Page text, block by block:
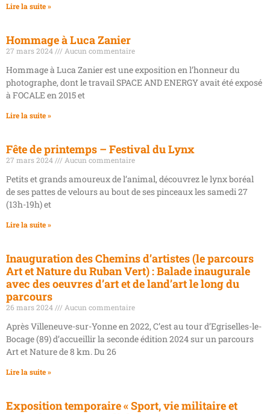
Lire la suite »
Hommage à Luca Zanier
27 mars 2024 Aucun commentaire
Hommage à Luca Zanier est une exposition en l’honneur du
photographe, dont le travail SPACE AND ENERGY avait été exposé
à FOCALE en 2015 et
Lire la suite »
Fête de printemps – Festival du Lynx
27 mars 2024 Aucun commentaire
Petits et grands amoureux de l’animal, découvrez le lynx boréal
de ses pattes de velours au bout de ses pinceaux les samedi 27
(13h-19h) et
Lire la suite »
Inauguration des Chemins d’artistes (le parcours
Art et Nature du Ruban Vert) : Balade inaugurale
avec des oeuvres d’art et de land’art le long du
parcours
26 mars 2024 Aucun commentaire
Après Villeneuve-sur-Yonne en 2022, C’est au tour d’Egriselles-le-
Bocage (89) d’accueillir la seconde édition 2024 sur un parcours
Art et Nature de 8 km. Du 26
Lire la suite »
Exposition temporaire « Sport, vie militaire et